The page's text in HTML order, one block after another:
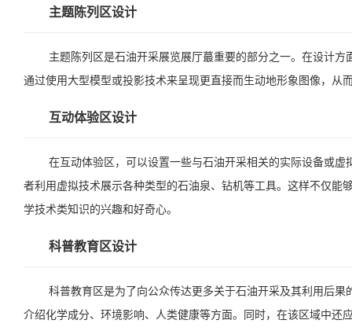
主题陈列区设计
主题陈列区是石油开采展览展厅蕞重要的部分之一。在设计
通过使用大型模型或投影技术来呈现更直接而生动地形象图像，从
互动体验区设计
在互动体验区，可以设置一些与石油开采相关的实际设备或
者利用虚拟技术展示各种类型的石油泉、钻机等工具。这样不仅
学技术类知识的兴趣和好奇心。
科普教育区设计
科普教育区是为了向公众传达更多关于石油开采及其利用后
介绍化学成分、环境影响、人类健康等方面。同时，在该区域中还